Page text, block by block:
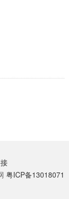
粤ICP备13018071